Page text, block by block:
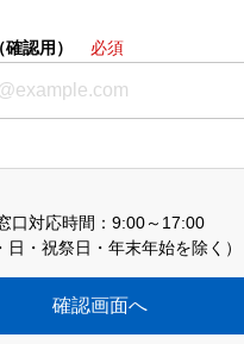
認用） 必須
口対応時間：9:00～17:00
日・祝祭日・年末年始を除く）